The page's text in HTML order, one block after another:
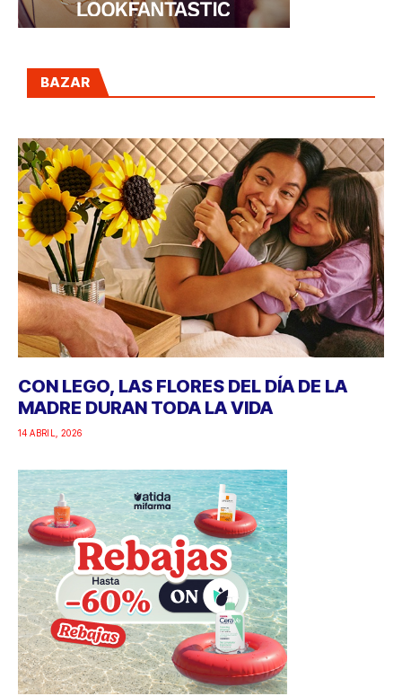
BAZAR
CON LEGO, LAS FLORES DEL DÍA DE LA
MADRE DURAN TODA LA VIDA
14 ABRIL, 2026